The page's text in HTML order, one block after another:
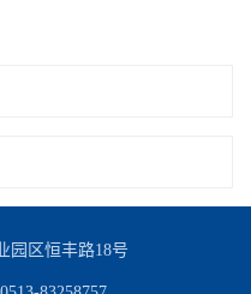
园区恒丰路18号